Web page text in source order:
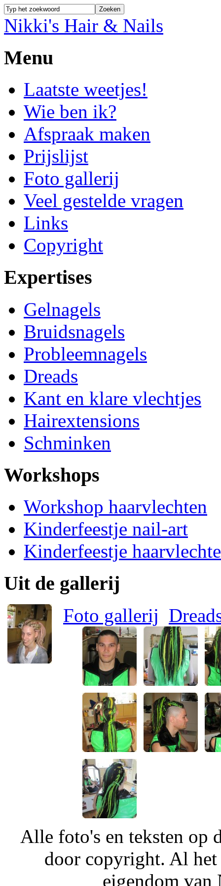
Nikki's Hair & Nails
Menu
Laatste weetjes!
Wie ben ik?
Afspraak maken
Prijslijst
Foto gallerij
Veel gestelde vragen
Links
Copyright
Expertises
Gelnagels
Bruidsnagels
Probleemnagels
Dreads
Kant en klare vlechtjes
Hairextensions
Schminken
Workshops
Workshop haarvlechten
Kinderfeestje nail-art
Kinderfeestje
Uit de gallerij
Foto gallerij
Alle foto's en teksten op
door copyright. Al het
eigendom